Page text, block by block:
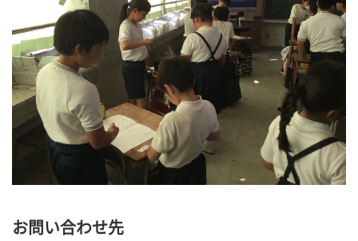
お問い合わせ先